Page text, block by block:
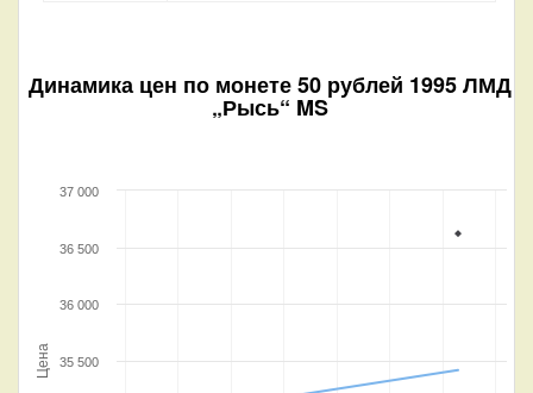
Динамика цен по монете50 рублей 1995 ЛМД
„Рысь“ MS
Цена 35 500
36 000
36 500
37 000